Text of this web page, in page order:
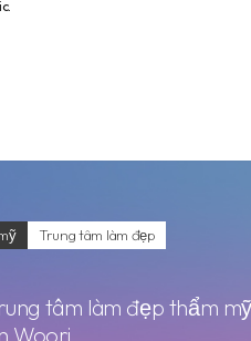
Trung tâm làm đẹp
tâm làm đẹp thẩm mỹ
Woori